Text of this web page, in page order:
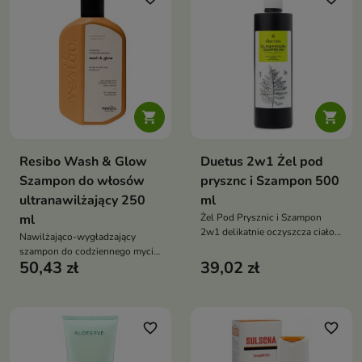
roślinnymi, proteinami pszenicy
oraz olejkami eterycznymi z
neroli i may chang zawiera 95%
składników pochodzenia

Resibo Wash & Glow
Szampon do włosów
ultranawilżający 250
ml
Nawilżająco-wygładzający
szampon do codziennego mycia
włosów i skóry głowy.
oraz pomaga przywrócić im
miękkość, elastyczność i
50,43 zł

Duetus 2w1 Żel pod
prysznc i Szampon 500
ml
Żel Pod Prysznic i Szampon
2w1 delikatnie oczyszcza ciało,
odpowiedni poziom nawilżenia
oraz pozostawia przyjemne
39,02 zł
favorite_border favorite_border